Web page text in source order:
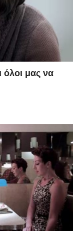
όλοι μας να